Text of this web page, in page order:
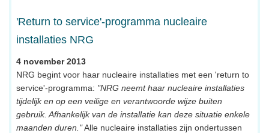
'Return to service'-programma nucleaire
installaties NRG
4 november 2013
NRG begint voor haar nucleaire installaties met een 'return to
service'-programma: "NRG neemt haar nucleaire installaties
tijdelijk en op een veilige en verantwoorde wijze buiten
gebruik. Afhankelijk van de installatie kan deze situatie enkele
maanden duren."Alle nucleaire installaties zijn ondertussen